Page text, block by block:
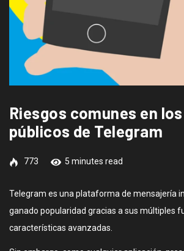
Riesgos comunes en
públicos de Telegram
773 5 minutes read
Telegram es una plataforma de mensajería
ganado popularidad gracias a sus múltiples
características avanzadas.